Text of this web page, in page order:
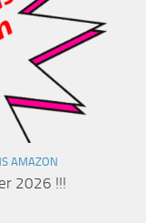
AMAZON
2026 !!!